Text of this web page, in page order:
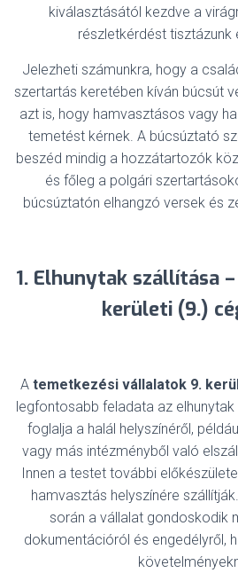
kiválasztásától kezdve a
részletkérdést tisztázunk
Jelezheti számunkra, hogy a
szertartás keretében kíván búcsút
azt is, hogy hamvasztásos vagy
temetést kérnek. A búcsúztató
beszéd mindig a hozzátartozók
és főleg a polgári
búcsúztatón elhangzó versek és
1. Elhunytak szállítása
kerületi (9.)
A temetkezési vállalatok 9.
legfontosabb feladata az
foglalja a halál helyszínéről,
vagy más intézményből való
Innen a testet további
hamvasztás helyszínére
során a vállalat gondoskodik
dokumentációról és engedélyről,